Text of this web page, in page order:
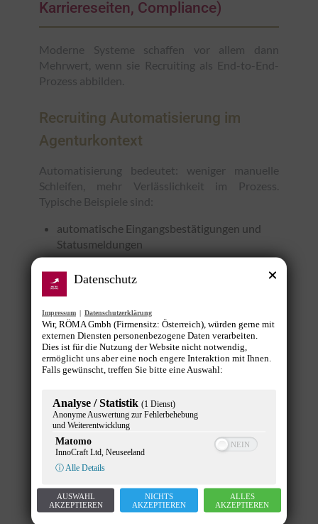
Karriereseiten, Compliance)
Moderne Systeme schaffen vor allem dann
Mehrwert, wenn sie Recruiting als End-to-End-
Prozess abbilden.
Recruiting Automatisierung im
Agenturkontext
Automatisierung bedeutet: weniger manuelle
Schleifen, mehr Verlässlichkeit im Prozess.
Typische Beispiele sind:
automatische Eingangsbestätigungen und
Statusmeldungen
strukturierte Interview- und
flexible Pipelines je Mandatsart
So bleibt mehr Zeit für Beratung, Matching-
Qualität und Kund:innenkommunikation.
Karriereseiten als sauberer
Dateneingang
Karriereseiten sind nicht nur Darstellung,
Karriereseiten Software sorgt dafür, dass
Bewerbungen strukturiert eingehen, Daten
Datenschutz
Impressum | Datenschutzerklärung
Wir, RÖMA Gmbh (Firmensitz: Österreich), würden gerne mit
externen Diensten personenbezogene Daten verarbeiten.
Dies ist für die Nutzung der Website nicht notwendig,
ermöglicht uns aber eine noch engere Interaktion mit Ihnen.
Falls gewünscht, treffen Sie bitte eine Auswahl:
Analyse / Statistik (1 Dienst)
Anonyme Auswertung zur Fehlerbehebung
und Weiterentwicklung
Matomo
InnoCraft Ltd, Neuseeland
ⓘ Alle Details
AUSWAHL
AKZEPTIEREN
NICHTS
AKZEPTIEREN
ALLES
AKZEPTIEREN